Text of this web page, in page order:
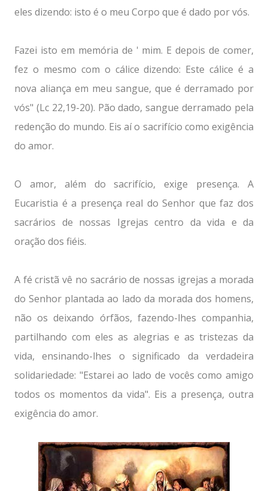
eles dizendo: isto é o meu Corpo que é dado por vós.
Fazei isto em memória de ' mim. E depois de comer,
fez o mesmo com o cálice dizendo: Este cálice é a
nova aliança em meu sangue, que é derramado por
vós" (Lc 22,19-20). Pão dado, sangue derramado pela
redenção do mundo. Eis aí o sacrifício como exigência
do amor.
O amor, além do sacrifício, exige presença. A
Eucaristia é a presença real do Senhor que faz dos
sacrários de nossas Igrejas centro da vida e da
oração dos fiéis.
A fé cristã vê no sacrário de nossas igrejas a morada
do Senhor plantada ao lado da morada dos homens,
não os deixando órfãos, fazendo-lhes companhia,
partilhando com eles as alegrias e as tristezas da
vida, ensinando-lhes o significado da verdadeira
solidariedade: "Estarei ao lado de vocês como amigo
todos os momentos da vida". Eis a presença, outra
exigência do amor.